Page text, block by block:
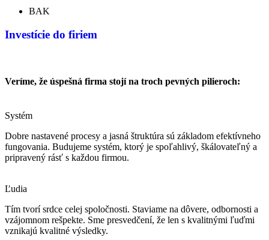
BAK
Investície do firiem
Veríme, že úspešná firma stojí na troch pevných pilieroch:
Systém
Dobre nastavené procesy a jasná štruktúra sú základom efektívneho
fungovania. Budujeme systém, ktorý je spoľahlivý, škálovateľný a
pripravený rásť s každou firmou.
Ľudia
Tím tvorí srdce celej spoločnosti. Staviame na dôvere, odbornosti a
vzájomnom rešpekte. Sme presvedčení, že len s kvalitnými ľuďmi
vznikajú kvalitné výsledky.